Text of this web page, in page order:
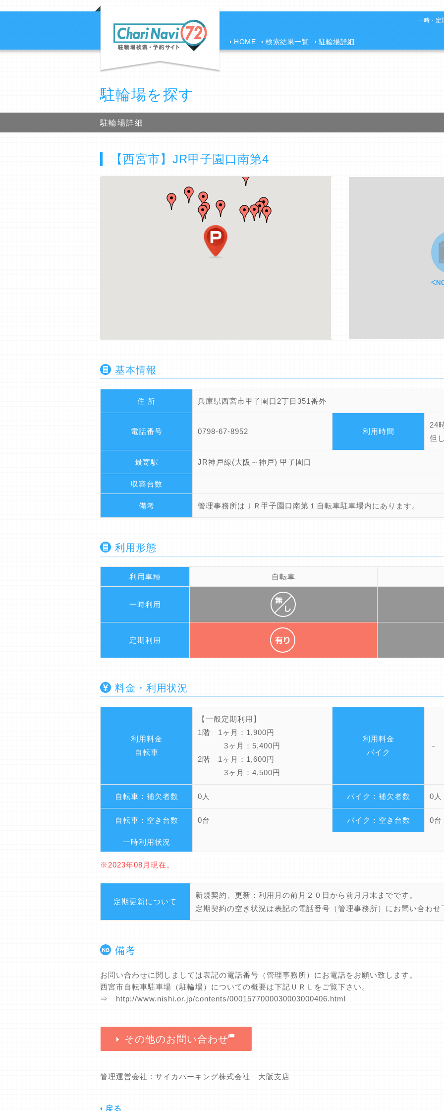
一時・定
HOME 検索結果一覧 駐輪場詳細
駐輪場を探す
駐輪場詳細
【西宮市】JR甲子園口南第4
基本情報
住 所 兵庫県西宮市甲子園口2丁目351番外
電話番号 0798-67-8952 利用時間
24
但
最寄駅 JR神戸線(大阪～神戸) 甲子園口
収容台数
備考 管理事務所はＪＲ甲子園口南第１自転車駐車場内にあります。
利用形態
利用車種 自転車
一時利用
定期利用
料金・利用状況
利用料金
自転車
【一般定期利用】
1階 1ヶ月：1,900円
3ヶ月：5,400円
2階 1ヶ月：1,600円
3ヶ月：4,500円
利用料金
バイク
－
自転車：補欠者数 0人 バイク：補欠者数 0人
自転車：空き台数 0台 バイク：空き台数 0台
一時利用状況
※2023年08月現在。
定期更新について
新規契約、更新：利用月の前月２０日から前月月末までです。
定期契約の空き状況は表記の電話番号（管理事務所）にお問い合わせ
備考
お問い合わせに関しましては表記の電話番号（管理事務所）にお電話をお願い致します。
西宮市自転車駐車場（駐輪場）についての概要は下記ＵＲＬをご覧下さい。
⇒ http://www.nishi.or.jp/contents/0001577000030003000406.html
その他のお問い合わせ
管理運営会社 : サイカパーキング株式会社 大阪支店
戻る